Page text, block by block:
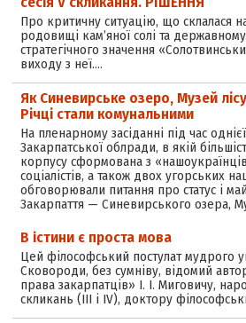
Про критичну ситуацію, що склалася
родовищі кам’яної солі та
стратегічного значення
виходу з неї.…
Як Синевирське озеро, Музей
Річці стали комунальними
На пленарному засіданні під час однієї
Закарпатської облради, в якій
корпусу сформована з
соціалістів, а також двох угорських
обговорювали питання про статус і
Закарпаття — Синевирського озера,
В iстини є проста мова
Цей філософський постулат мудрого
Сковороди, без сумніву, відомий
права закарпатців» І. І. Миговичу,
скликань (III і IV), доктору